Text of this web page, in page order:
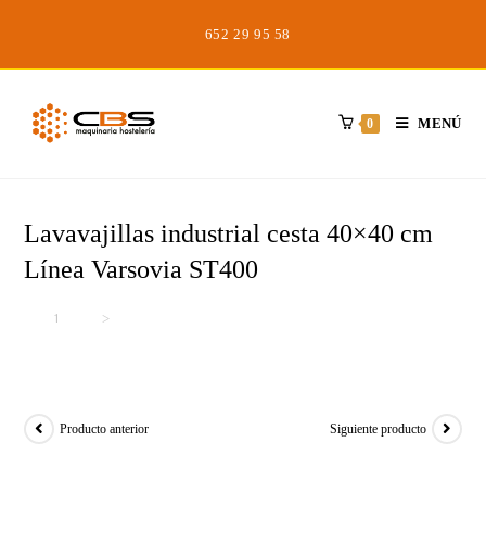
contenido
652 29 95 58
0 MENÚ
Lavavajillas industrial cesta 40×40 cm
Línea Varsovia ST400
>
Producto anterior Siguiente producto